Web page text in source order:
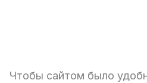
Я ознакомлен с
Политикой
Чтобы сайтом было